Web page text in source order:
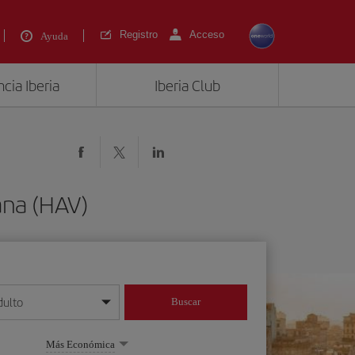
Ayuda Registro Acceso
Iberia Iberia Club
(HAV)
mes/año
Buscar
Más Económica